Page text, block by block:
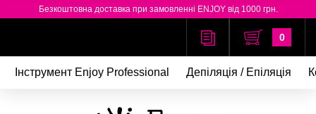
Безкоштовна доставка при замовленні ENJOY від 1000 грн.
0
Інструмент Enjoy Professional Депіляція / Епіляція